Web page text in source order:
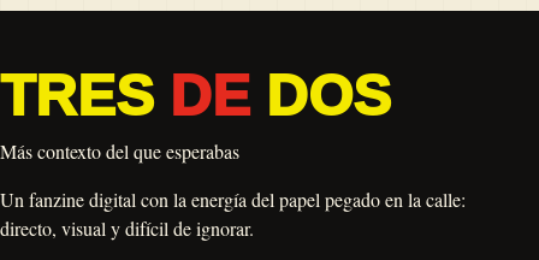
TRES DEDOS
Más contexto del que esperabas
Un fanzine digital con la energía del papel pegado en la calle:
directo, visual y difícil de ignorar.